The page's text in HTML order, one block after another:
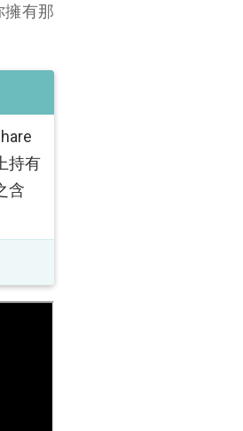
擁有那
持有
含